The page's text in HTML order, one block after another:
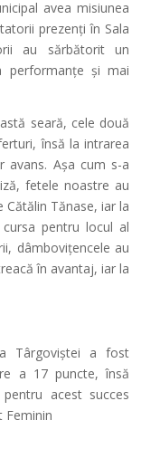
avea misiunea
prezenți în Sala
au sărbătorit un
performanțe și mai
seară, cele două
însă la intrarea
avans. Așa cum s-a
fetele noastre au
Tănase, iar la
pentru locul al
dâmbovițencele au
în avantaj, iar la
Târgoviștei a fost
a 17 puncte, însă
acest succes
Feminin